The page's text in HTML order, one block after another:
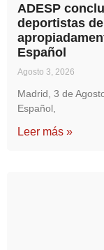
ADESP
deportistas
Español
Agosto 3, 2026
Madrid, 3 de
Español,
Leer más »